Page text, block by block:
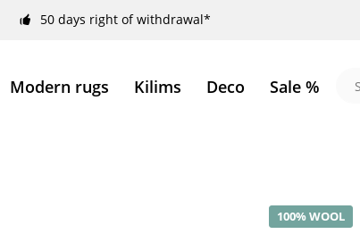
50 days right of withdrawal*
Modern rugs Kilims Deco Sale %
100% WOOL